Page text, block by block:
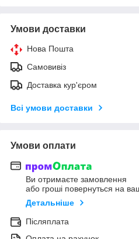
Умови доставки
Нова Пошта
Самовивіз
Доставка кур'єром
Всі умови доставки
Умови оплати
Ви отримаєте замовлення
або гроші повернуться на
Детальніше
Післяплата